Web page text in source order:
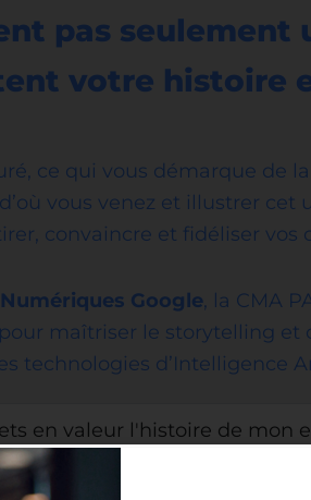
pas seulement
votre histoire
ce qui vous démarque de la
vous venez et illustrer cet
convaincre et fidéliser vos
Google, la CMA
maîtriser le storytelling et
technologies d’Intelligence
en valeur l'histoire de mon
Comment identifier